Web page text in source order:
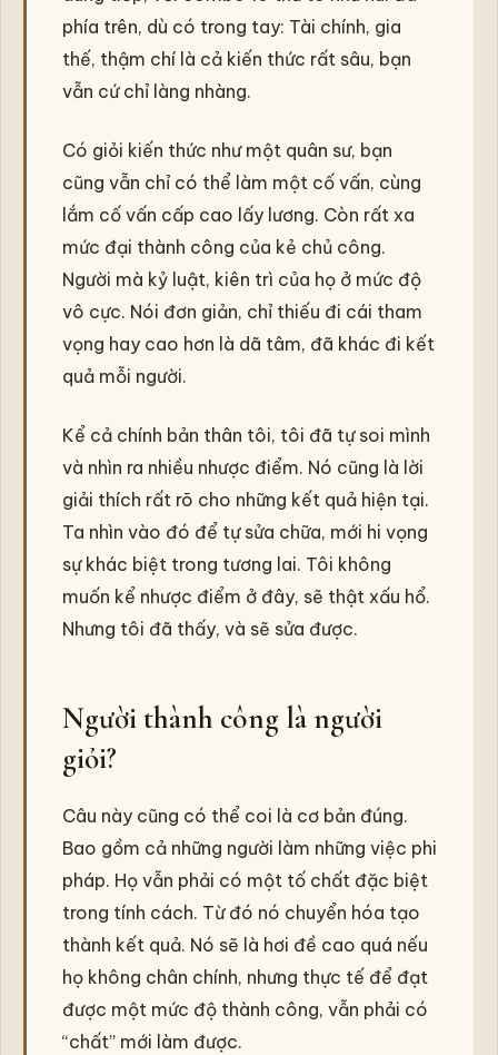
phía trên, dù có trong tay: Tài chính, gia
thế, thậm chí là cả kiến thức rất sâu, bạn
vẫn cứ chỉ làng nhàng.
Có giỏi kiến thức như một quân sư, bạn
cũng vẫn chỉ có thể làm một cố vấn, cùng
lắm cố vấn cấp cao lấy lương. Còn rất xa
mức đại thành công của kẻ chủ công.
Người mà kỷ luật, kiên trì của họ ở mức độ
vô cực. Nói đơn giản, chỉ thiếu đi cái tham
vọng hay cao hơn là dã tâm, đã khác đi kết
quả mỗi người.
Kể cả chính bản thân tôi, tôi đã tự soi mình
và nhìn ra nhiều nhược điểm. Nó cũng là lời
giải thích rất rõ cho những kết quả hiện tại.
Ta nhìn vào đó để tự sửa chữa, mới hi vọng
sự khác biệt trong tương lai. Tôi không
muốn kể nhược điểm ở đây, sẽ thật xấu hổ.
Nhưng tôi đã thấy, và sẽ sửa được.
Người thành công là người
giỏi?
Câu này cũng có thể coi là cơ bản đúng.
Bao gồm cả những người làm những việc phi
pháp. Họ vẫn phải có một tố chất đặc biệt
trong tính cách. Từ đó nó chuyển hóa tạo
thành kết quả. Nó sẽ là hơi đề cao quá nếu
họ không chân chính, nhưng thực tế để đạt
được một mức độ thành công, vẫn phải có
“chất” mới làm được.